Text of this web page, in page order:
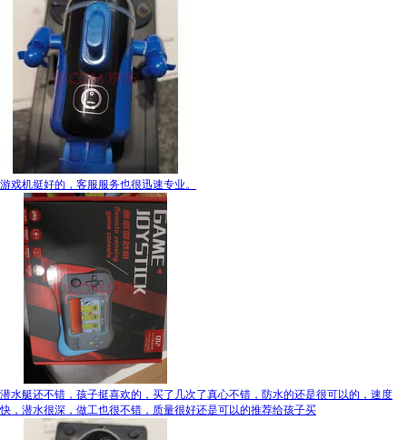
游戏机挺好的，客服服务也很迅速专业。
潜水艇还不错，孩子挺喜欢的，买了几次了真心不错，防水的还是很可以的，速度
快，潜水很深，做工也很不错，质量很好还是可以的推荐给孩子买